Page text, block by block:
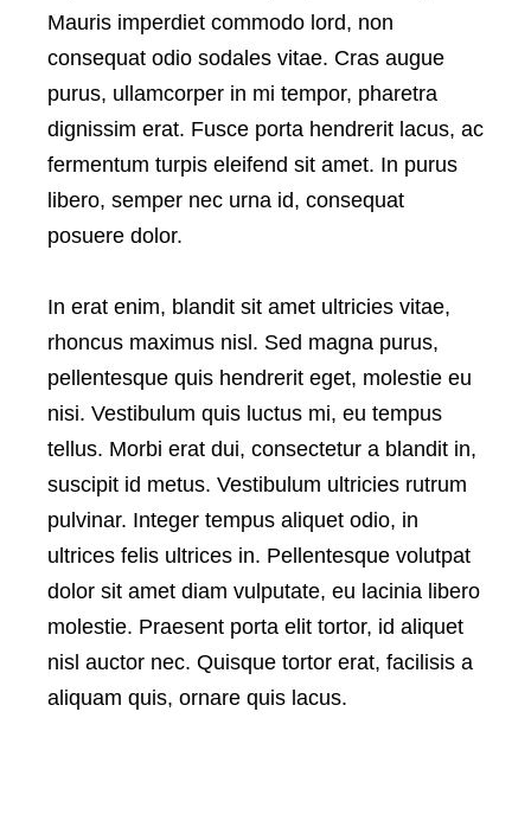
Mauris imperdiet commodo lord, non
consequat odio sodales vitae. Cras augue
purus, ullamcorper in mi tempor, pharetra
dignissim erat. Fusce porta hendrerit lacus, ac
fermentum turpis eleifend sit amet. In purus
libero, semper nec urna id, consequat
posuere dolor.
In erat enim, blandit sit amet ultricies vitae,
rhoncus maximus nisl. Sed magna purus,
pellentesque quis hendrerit eget, molestie eu
nisi. Vestibulum quis luctus mi, eu tempus
tellus. Morbi erat dui, consectetur a blandit in,
suscipit id metus. Vestibulum ultricies rutrum
pulvinar. Integer tempus aliquet odio, in
ultrices felis ultrices in. Pellentesque volutpat
dolor sit amet diam vulputate, eu lacinia libero
molestie. Praesent porta elit tortor, id aliquet
nisl auctor nec. Quisque tortor erat, facilisis a
aliquam quis, ornare quis lacus.